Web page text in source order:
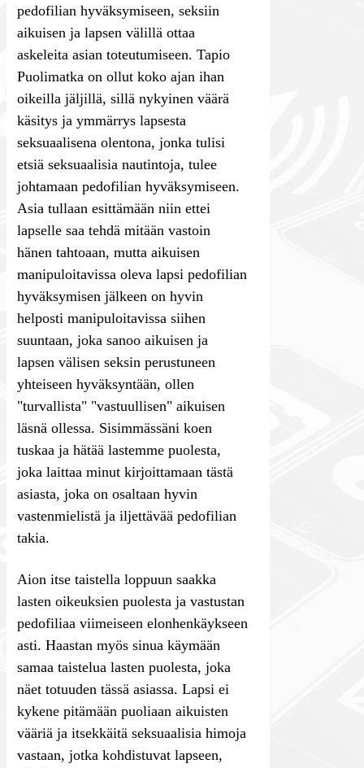
pedofilian hyväksymiseen, seksiin
aikuisen ja lapsen välillä ottaa
askeleita asian toteutumiseen. Tapio
Puolimatka on ollut koko ajan ihan
oikeilla jäljillä, sillä nykyinen väärä
käsitys ja ymmärrys lapsesta
seksuaalisena olentona, jonka tulisi
etsiä seksuaalisia nautintoja, tulee
johtamaan pedofilian hyväksymiseen.
Asia tullaan esittämään niin ettei
lapselle saa tehdä mitään vastoin
hänen tahtoaan, mutta aikuisen
manipuloitavissa oleva lapsi pedofilian
hyväksymisen jälkeen on hyvin
helposti manipuloitavissa siihen
suuntaan, joka sanoo aikuisen ja
lapsen välisen seksin perustuneen
yhteiseen hyväksyntään, ollen
"turvallista" "vastuullisen" aikuisen
läsnä ollessa. Sisimmässäni koen
tuskaa ja hätää lastemme puolesta,
joka laittaa minut kirjoittamaan tästä
asiasta, joka on osaltaan hyvin
vastenmielistä ja iljettävää pedofilian
takia.
Aion itse taistella loppuun saakka
lasten oikeuksien puolesta ja vastustan
pedofiliaa viimeiseen elonhenkäykseen
asti. Haastan myös sinua käymään
samaa taistelua lasten puolesta, joka
näet totuuden tässä asiassa. Lapsi ei
kykene pitämään puoliaan aikuisten
vääriä ja itsekkäitä seksuaalisia himoja
vastaan, jotka kohdistuvat lapseen,